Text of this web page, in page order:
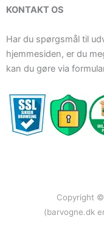
KONTAKT OS
Har du spørgsmål til
hjemmesiden, er du
kan du gøre via
Copyright
(barvogne.dk